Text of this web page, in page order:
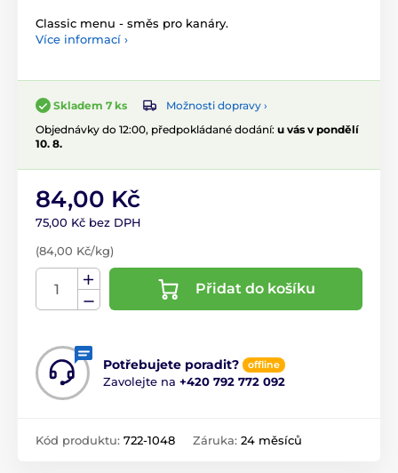
Classic menu - směs pro kanáry.
Více informací ›
Skladem 7 ks
Možnosti dopravy ›
Objednávky do 12:00, předpokládané dodání: u vás v pondělí
10. 8.
84,00 Kč
75,00 Kč bez DPH
(84,00 Kč/kg)
Přidat do košíku
Potřebujete poradit? offline
Zavolejte na +420 792 772 092
Kód produktu: 722-1048 Záruka: 24 měsíců